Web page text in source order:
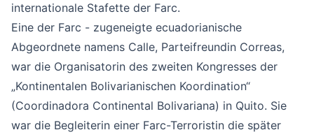
internationale Stafette der Farc.
Eine der Farc - zugeneigte ecuadorianische
Abgeordnete namens Calle, Parteifreundin Correas,
war die Organisatorin des zweiten Kongresses der
„Kontinentalen Bolivarianischen Koordination“
(Coordinadora Continental Bolivariana) in Quito. Sie
war die Begleiterin einer Farc-Terroristin die später